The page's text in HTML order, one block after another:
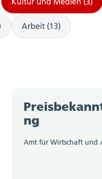
Arbeit (13)
ng
Amt für Wirtschaft und